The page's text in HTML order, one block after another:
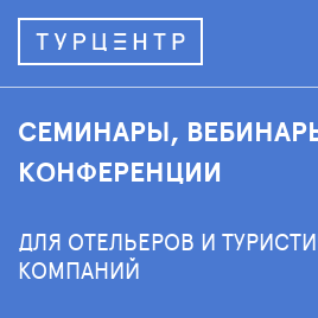
СЕМИНАРЫ,
КОНФЕРЕНЦИИ
ДЛЯ ОТЕЛЬЕРОВ И
КОМПАНИЙ